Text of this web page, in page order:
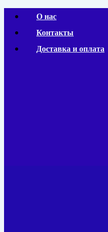
Перейти
содержимому
О нас
Контакты
Доставка и оплата